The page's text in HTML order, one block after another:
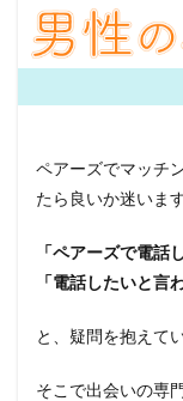
ペアーズでマッチ
たら良いか迷いま
「ペアーズで電話
「電話したいと言
と、疑問を抱えて
そこで出会いの専